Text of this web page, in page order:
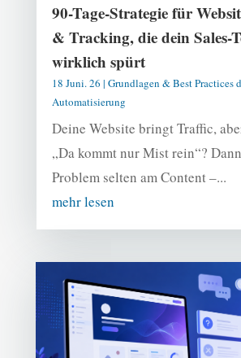
90-Tage-Strategie für
& Tracking, die dein Sales-
wirklich spürt
18 Juni. 26 | Grundlagen & Best Practices
Automatisierung
Deine Website bringt Traffic,
„Da kommt nur Mist rein“?
Problem selten am Content –...
mehr lesen